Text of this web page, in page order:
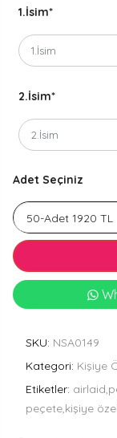
1.İsim*
2.İsim*
Adet Seçiniz
SKU: NSA0149
Kategori: Kişiye
Etiketler:
peçete,kişiye özel